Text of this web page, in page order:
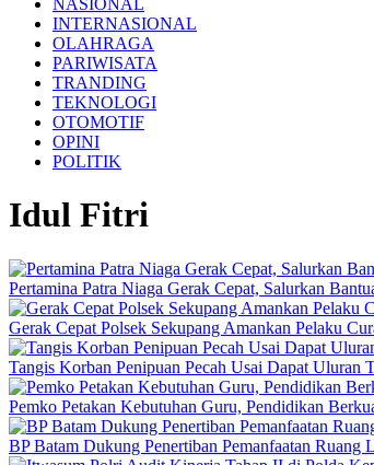
INTERNASIONAL
OLAHRAGA
PARIWISATA
TRANDING
TEKNOLOGI
OTOMOTIF
OPINI
POLITIK
Idul Fitri
Pertamina Patra Niaga Gerak Cepat, Salurkan
Gerak Cepat Polsek Sekupang Amankan Pelaku
Tangis Korban Penipuan Pecah Usai Dapat Uluran
Pemko Petakan Kebutuhan Guru, Pendidikan
BP Batam Dukung Penertiban Pemanfaatan Ruang